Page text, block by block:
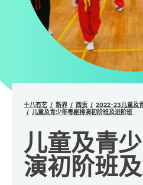
十八有艺 新界 西贡
2022-23儿童及
儿童及青少年粤剧排演初阶班及进阶班
儿童及青
演初阶班